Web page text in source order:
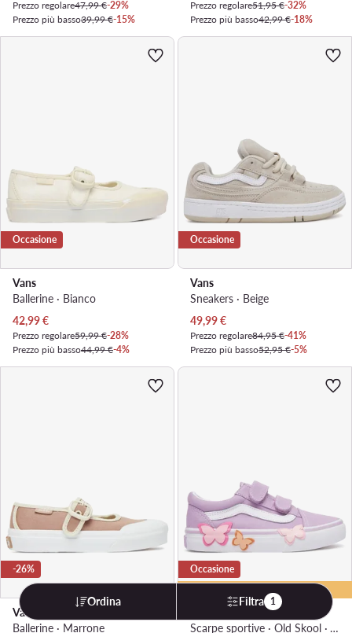
Prezzo regolare47,99 €-29%
Prezzo più basso39,99 €-15%
Prezzo regolare51,95 €-32%
Prezzo più basso42,99 €-18%
Occasione
Vans
Ballerine · Bianco
Prezzo attuale
42,99€
Prezzo regolare59,99 €-28%
Prezzo più basso44,99 €-4%
Occasione
Vans
Sneakers · Beige
Prezzo attuale
49,99€
Prezzo regolare84,95 €-41%
Prezzo più basso52,95 €-5%
-26%
Vans
Ballerine · Marrone
Occasione
Scarpe sportive · Old Skool · Viola
Ordina Filtra 1